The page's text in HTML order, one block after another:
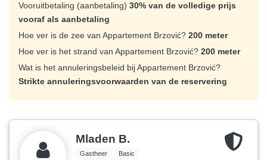
Vooruitbetaling (aanbetaling) 30% van de volledige prijs
vooraf als aanbetaling
Hoe ver is de zee van Appartement Brzović? 200 meter
Hoe ver is het strand van Appartement Brzović? 200 meter
Wat is het annuleringsbeleid bij Appartement Brzović?
Strikte annuleringsvoorwaarden van de reservering
Mladen B.
Gastheer
Basic